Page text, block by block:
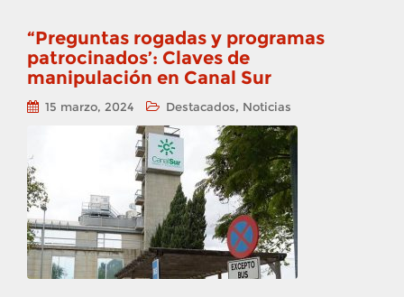
“Preguntas rogadas y programas
patrocinados’: Claves de
manipulación en Canal Sur
15 marzo, 2024 Destacados, Noticias